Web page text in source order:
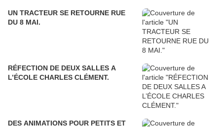
UN TRACTEUR SE RETOURNE RUE
DU 8 MAI.
RÉFECTION DE DEUX SALLES A
L’ÉCOLE CHARLES CLÉMENT.
DES ANIMATIONS POUR PETITS ET